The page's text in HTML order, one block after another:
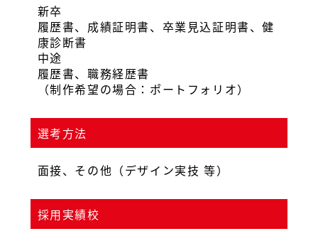
新卒
履歴書、成績証明書、卒業見込証明書、健
康診断書
中途
履歴書、職務経歴書
（制作希望の場合：ポートフォリオ）
選考方法
面接、その他（デザイン実技 等）
採用実績校